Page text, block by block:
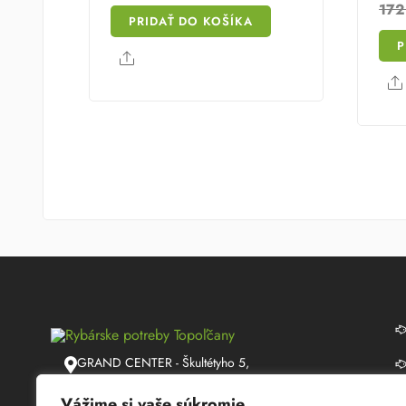
PRIDAŤ DO KOŠÍKA
Share
GRAND CENTER - Škultétyho 5,